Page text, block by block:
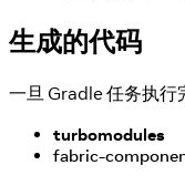
生成的代码
一旦 Gradle 任务执
turbomodules
fabric-